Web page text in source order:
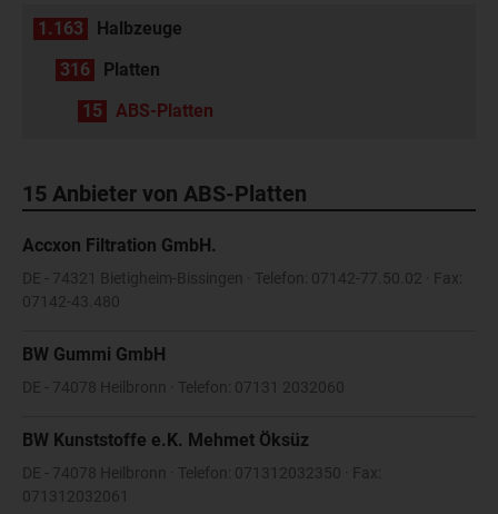
1.163
Halbzeuge
316
Platten
15
ABS-Platten
15 Anbieter von ABS-Platten
Accxon Filtration GmbH.
DE - 74321 Bietigheim-Bissingen · Telefon: 07142-77.50.02 · Fax:
07142-43.480
BW Gummi GmbH
DE - 74078 Heilbronn · Telefon: 07131 2032060
BW Kunststoffe e.K. Mehmet Öksüz
DE - 74078 Heilbronn · Telefon: 071312032350 · Fax:
071312032061